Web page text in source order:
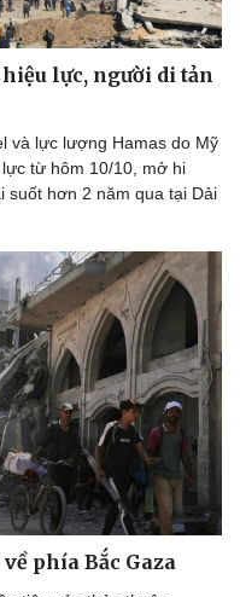
lực, người di tản
và lực lượng Hamas do Mỹ
từ hôm 10/10, mở hi
suốt hơn 2 năm qua tại Dải
phía Bắc Gaza